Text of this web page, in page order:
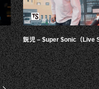
鋭児 – $uper $onic（Live